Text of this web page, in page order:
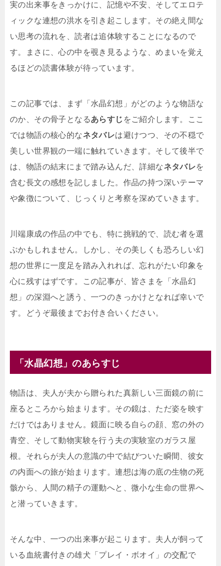
実の出来事をきっかけに、記憶や不安、そしてエロテ
ィックな連想の洪水を引き起こします。その絶え間な
い思考の流れを、読者は追体験することになるので
す。まさに、心の中を覗き見るような、めまいを覚え
るほどの読書体験が待っています。
この記事では、まず「水晶幻想」がどのような物語な
のか、その骨子となるあらすじ をご紹介します。ここ
では物語の核心的なネタバレは避けつつ、その不穏で
美しい世界観の一端に触れていきます。そして後半で
は、物語の結末にまで踏み込んだ、詳細なネタバレを
含む長文の感想を記しました。作品の持つ深いテーマ
や象徴について、じっくりと考察を深めていきます。
川端康成の作品の中でも、特に挑戦的で、読む者を選
ぶかもしれません。しかし、その美しくも恐ろしい幻
想の世界に一度足を踏み入れれば、忘れがたい印象を
心に残すはずです。この記事が、皆さまを「水晶幻
想」の深淵へと誘う、一つのきっかけとなれば幸いで
す。どうぞ最後までお付き合いください。
「水晶幻想」のあらすじ
物語は、夫人が夫から贈られた真新しい三面鏡の前に
座るところから始まります。その鏡は、ただ姿を映す
だけではありません。鏡面に映る自らの顔、窓の外の
青空、そして動物実験を行う夫の実験室のガラス屋
根。それらが夫人の意識の中で結びついた瞬間、彼女
の内面への旅が始まります。連想は海の底の生物の死
骸から、人間の精子の運動へと、微小な生命の世界へ
と潜っていきます。
そんな中、一つの出来事が起こります。夫人が飼って
いる血統書付きの雄犬「プレイ・ボオイ」の交配で